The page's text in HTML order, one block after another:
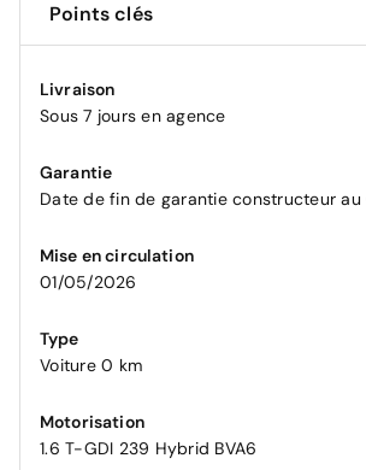
Points clés
Livraison
Sous 7 jours en agence
Garantie
Date de fin de garantie constructeur
Mise en circulation
01/05/2026
Type
Voiture 0 km
Motorisation
1.6 T-GDI 239 Hybrid BVA6